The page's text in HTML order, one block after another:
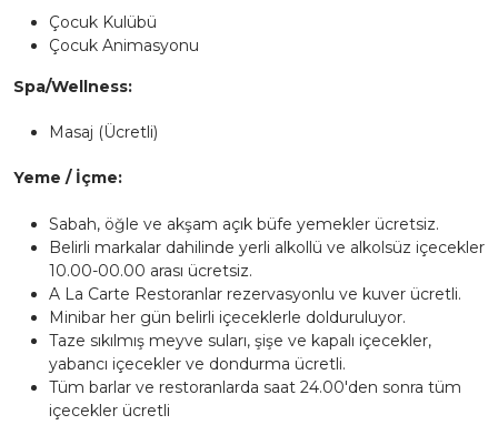
Çocuk Kulübü
Çocuk Animasyonu
Spa/Wellness:
Masaj (Ücretli)
Yeme / İçme:
Sabah, öğle ve akşam açık büfe yemekler ücretsiz.
Belirli markalar dahilinde yerli alkollü ve alkolsüz içecekler
10.00-00.00 arası ücretsiz.
A La Carte Restoranlar rezervasyonlu ve kuver ücretli.
Minibar her gün belirli içeceklerle dolduruluyor.
Taze sıkılmış meyve suları, şişe ve kapalı içecekler,
yabancı içecekler ve dondurma ücretli.
Tüm barlar ve restoranlarda saat 24.00'den sonra tüm
içecekler ücretli